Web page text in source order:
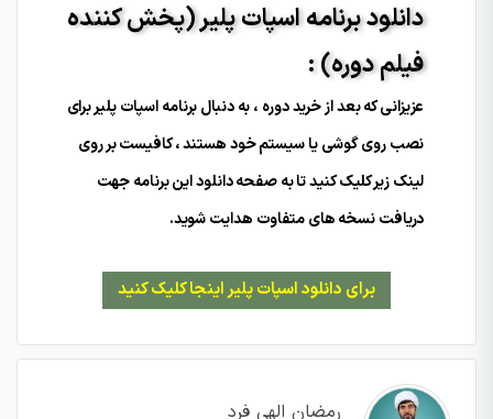
دانلود برنامه اسپات پلیر (پخش کننده
فیلم دوره) :
عزیزانی که بعد از خرید دوره ، به دنبال برنامه اسپات پلیر برای
نصب روی گوشی یا سیستم خود هستند ، کافیست بر روی
لینک زیر کلیک کنید تا به صفحه دانلود این برنامه جهت
دریافت نسخه های متفاوت هدایت شوید.
برای دانلود اسپات پلیر اینجا کلیک کنید
رمضان الهی فرد